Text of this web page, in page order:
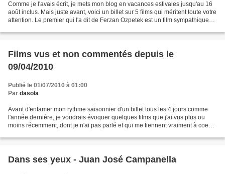
Comme je l'avais écrit, je mets mon blog en vacances estivales jusqu'au 16
août inclus. Mais juste avant, voici un billet sur 5 films qui méritent toute votre
attention. Le premier qui l'a dit de Ferzan Ozpetek est un film sympathique
Films vus et non commentés depuis le
09/04/2010
Publié le 01/07/2010 à 01:00
Par dasola
Avant d'entamer mon rythme saisonnier d'un billet tous les 4 jours comme
l'année dernière, je voudrais évoquer quelques films que j'ai vus plus ou
moins récemment, dont je n'ai pas parlé et qui me tiennent vraiment à coeur.
Dans ses yeux - Juan José Campanella